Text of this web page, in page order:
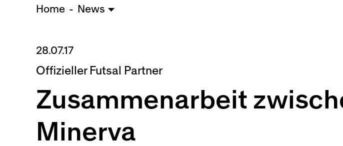
Home News
28.07.17
Offizieller Futsal Partner
Zusammenarbeit
Minerva